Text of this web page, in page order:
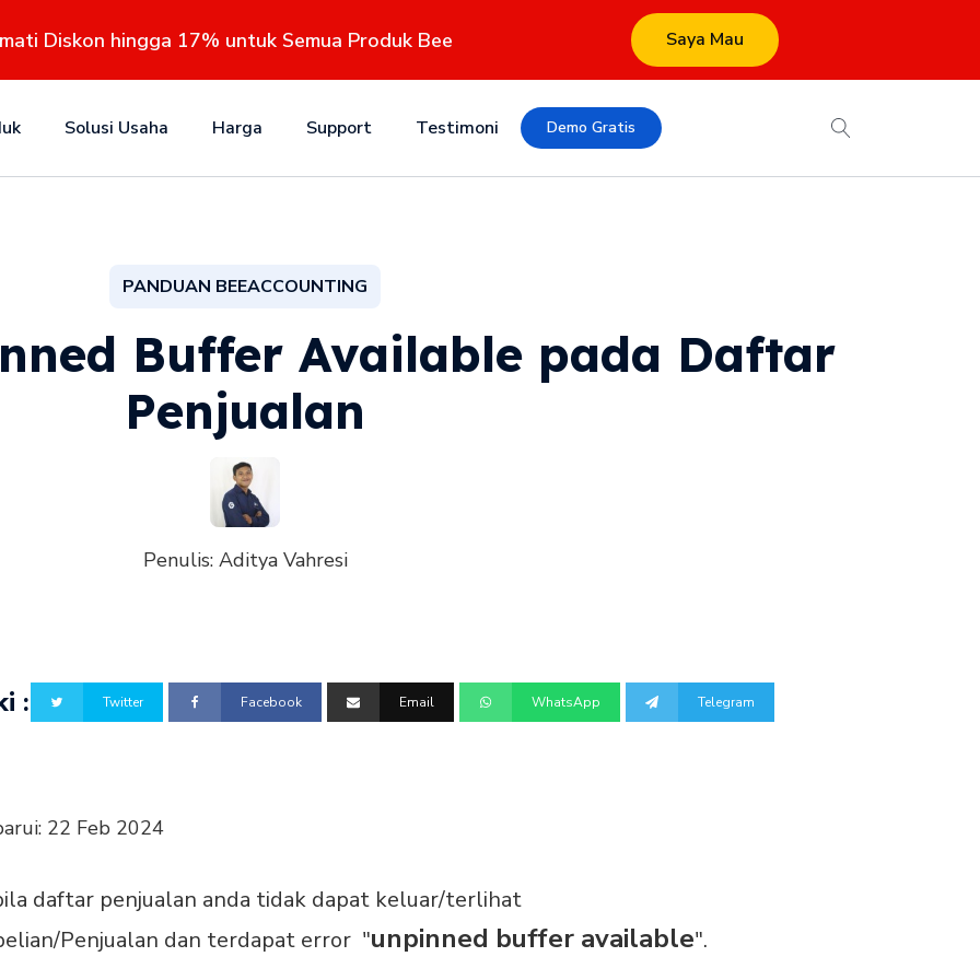
Diskon hingga 17% untuk Semua Produk Bee Saya Mau
Solusi Usaha Harga Support Testimoni Demo Gratis
PANDUAN BEEACCOUNTING
Buffer Available pada Daftar
Penjualan
Penulis: Aditya Vahresi
: Twitter Facebook Email WhatsApp Telegram
22 Feb 2024
daftar penjualan anda tidak dapat keluar/terlihat
Penjualan dan terdapat error "unpinned buffer available".